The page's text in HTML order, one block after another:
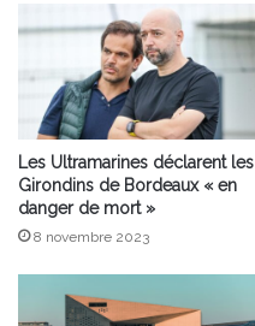
Les Ultramarines déclarent les
Girondins de Bordeaux « en
danger de mort »
8 novembre 2023